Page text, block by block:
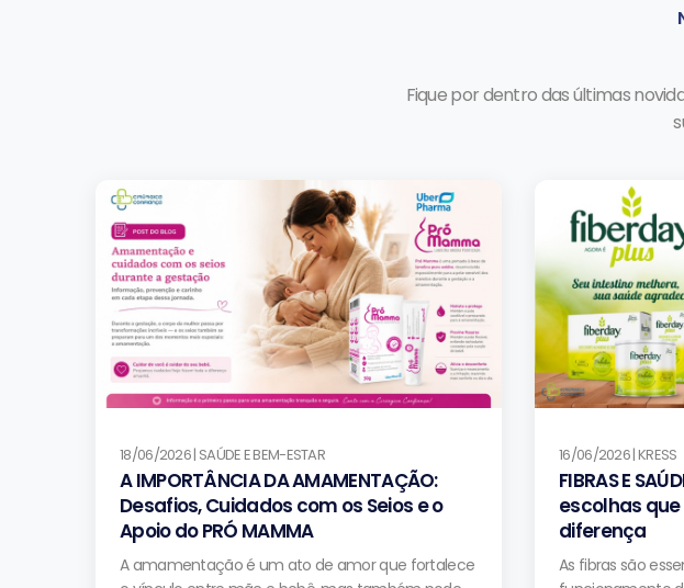
Fique por dentro das últimas
18/06/2026 | SAÚDE E BEM-ESTAR
A IMPORTÂNCIA DA AMAMENTAÇÃO:
Desafios, Cuidados com os Seios e o
Apoio do PRÓ MAMMA
A amamentação é um ato de amor que fortalece
16/06/2026 | KRESS
FIBRAS E
escolhas
diferença
As fibras são